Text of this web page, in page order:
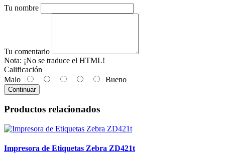
Tu nombre
Tu comentario
Nota: ¡No se traduce el HTML!
Calificación
Malo
Bueno
Continuar
Productos relacionados
Impresora de Etiquetas Zebra ZD421t